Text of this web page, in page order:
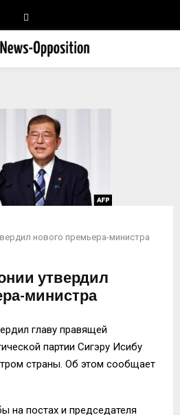
нового премьера-министра
утвердил
министра
главу правящей
партии Сигэру Исибу
страны. Об этом сообщает
на постах и председателя